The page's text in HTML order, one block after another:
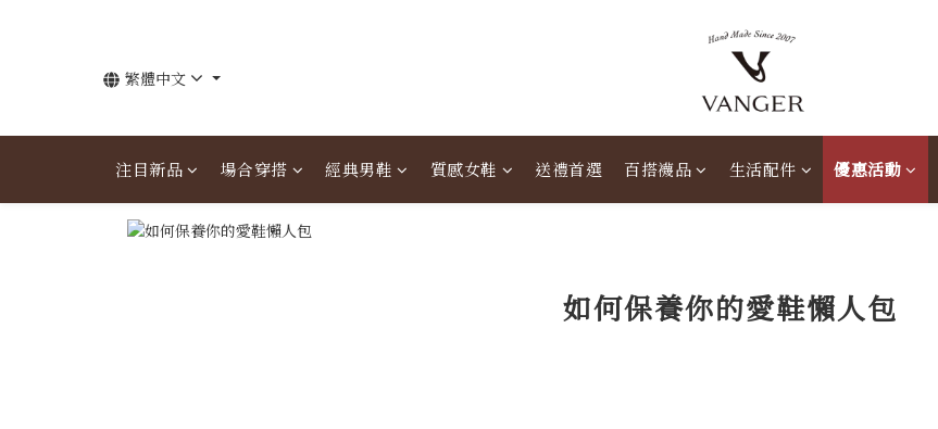
注目新品 場合穿搭 經典男鞋 質感女鞋 送禮首選 百搭襪品 生活配件 優惠活動
繁體中文
如何保養你的愛鞋懶人包